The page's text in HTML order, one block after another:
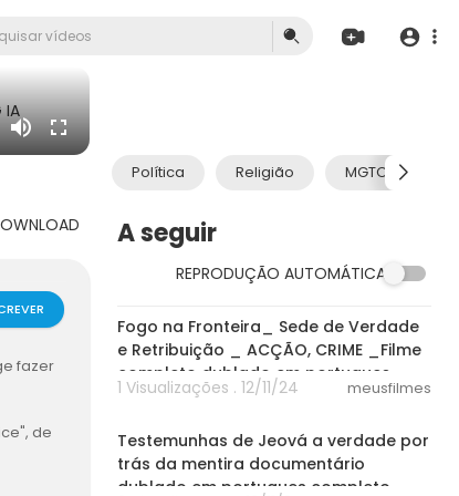
Política Religião MGTOW
A seguir
REPRODUÇÃO AUTOMÁTICA
29:33
Fogo na Fronteira_ Sede de Verdade
e Retribuição _ ACÇÃO, CRIME _Filme
completo dublado em portugues
1 Visualizações . 12/11/24 meusfilmes
Testemunhas de Jeová a verdade por
trás da mentira documentário
dublado em portugues completo
fazer
de